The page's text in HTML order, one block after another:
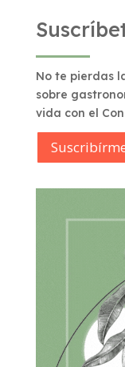
No te pierdas
sobre
vida con el